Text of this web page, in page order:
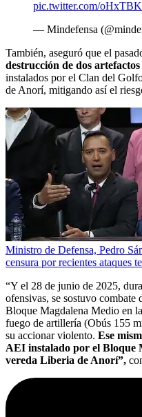
pic.twitter.com/
— Mindefensa
También, aseguró que el
destrucción de dos
instalados por el Clan del
de Anorí, mitigando así el
Ministro de Defensa, Pedro
censura por recientes ataques
“Y el 28 de junio de 2025,
ofensivas, se sostuvo combate
Bloque Magdalena Medio en
fuego de artillería (Obús 155
su accionar violento. Ese
AEI instalado por el Bloque
vereda Liberia de Anorí”,